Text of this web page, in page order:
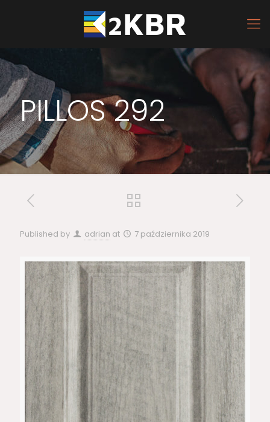
PILLOS 292
Published by adrian at 7 października 2019